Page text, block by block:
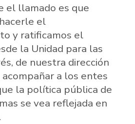
el llamado es que
el
y ratificamos el
la Unidad para las
de nuestra dirección
a los entes
la política pública de
se vea reflejada en